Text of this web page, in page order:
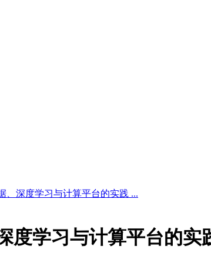
、深度学习与计算平台的实践 ...
度学习与计算平台的实